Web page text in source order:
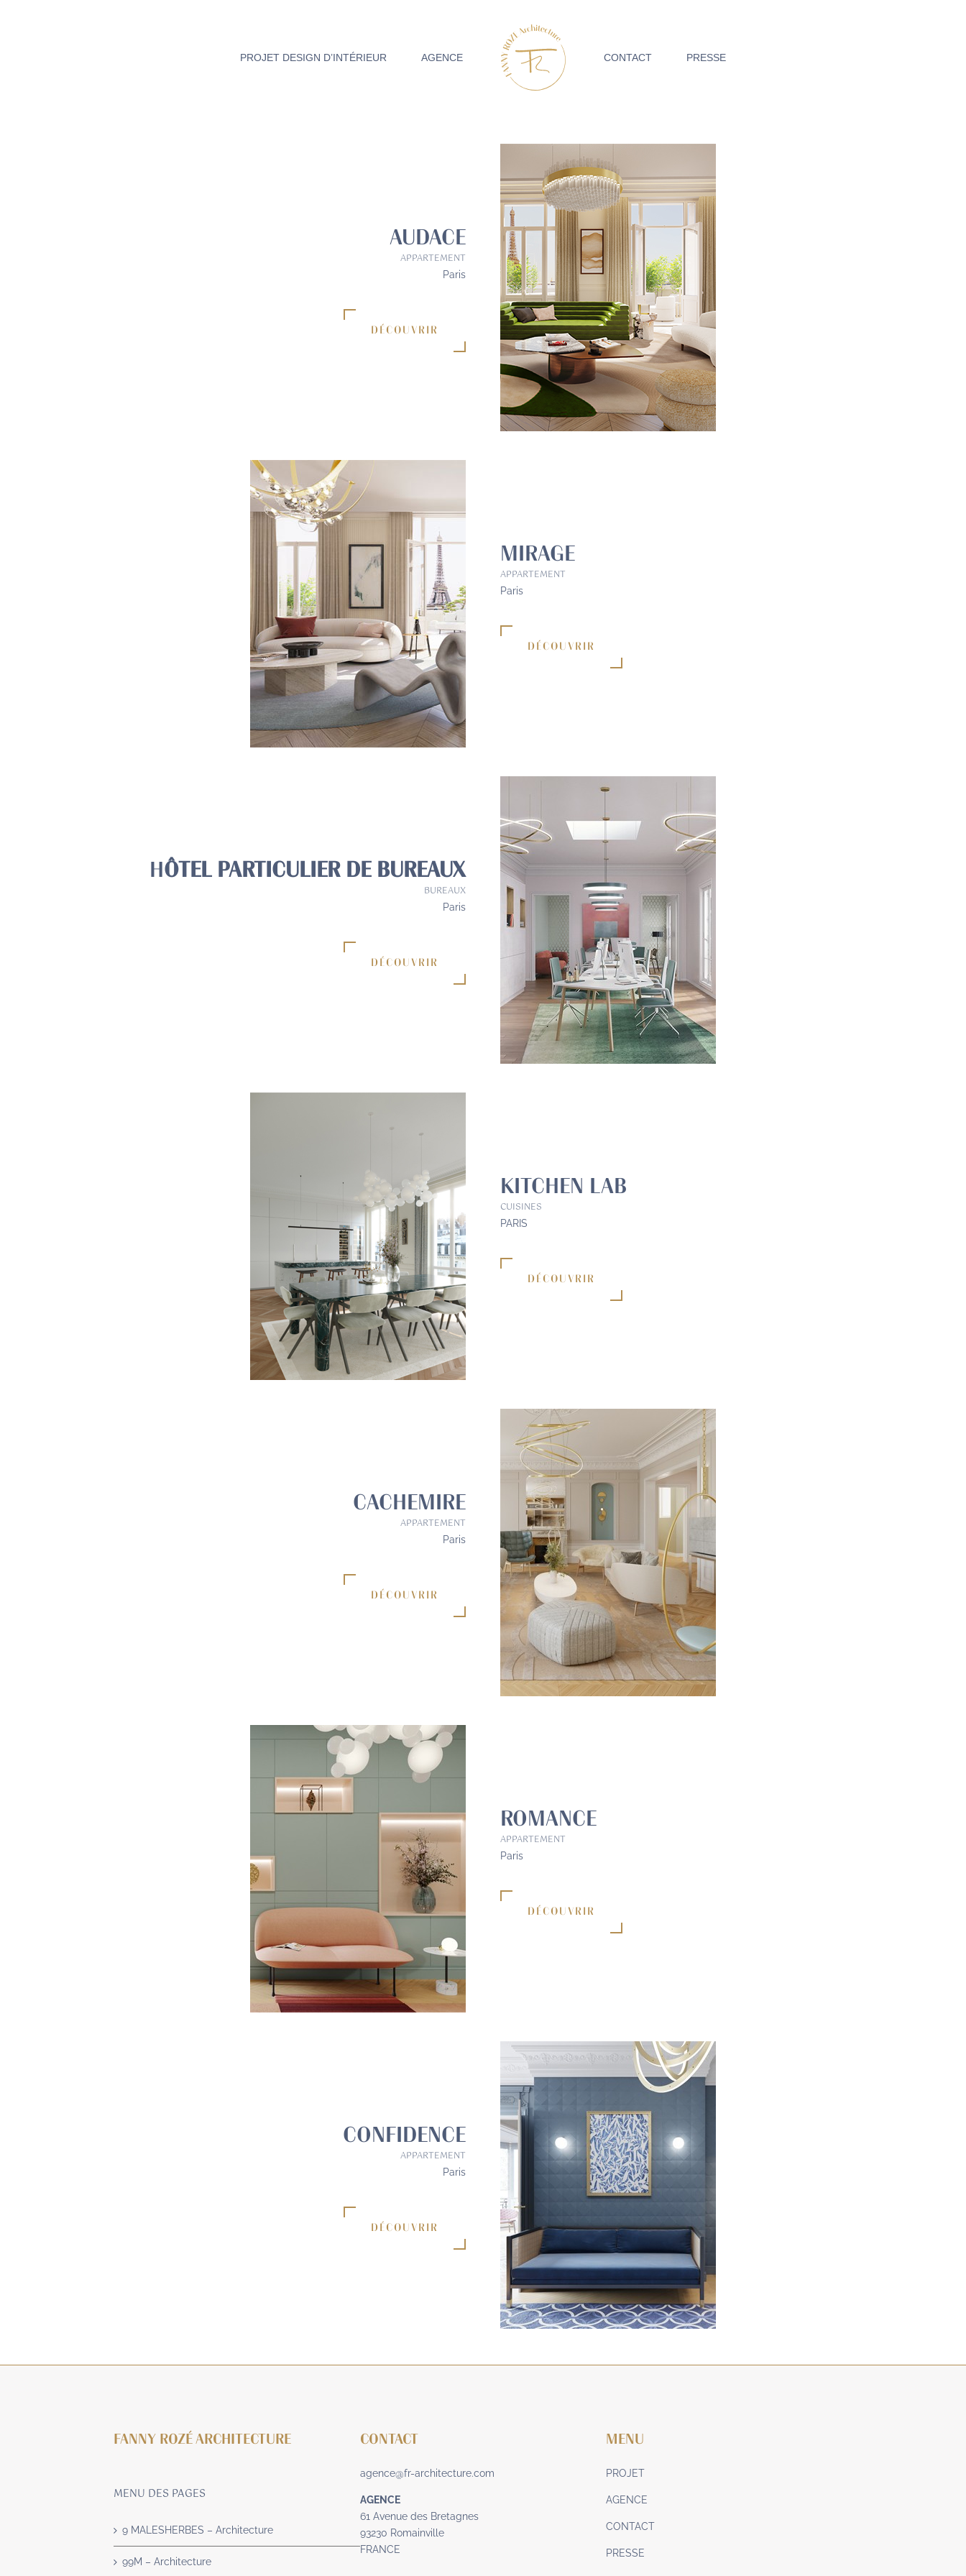
PROJET DESIGN D’INTÉRIEUR
AGENCE CONTACT PRESSE
AUDACE
APPARTEMENT
Paris
DÉCOUVRIR
MIRAGE
APPARTEMENT
Paris
DÉCOUVRIR
HÔTEL PARTICULIER DE BUREAUX
BUREAUX
Paris
DÉCOUVRIR
KITCHEN LAB
CUISINES
PARIS
DÉCOUVRIR
CACHEMIRE
APPARTEMENT
Paris
DÉCOUVRIR
ROMANCE
APPARTEMENT
Paris
DÉCOUVRIR
CONFIDENCE
APPARTEMENT
Paris
DÉCOUVRIR
FANNY ROZÉ ARCHITECTURE
MENU DES PAGES
9 MALESHERBES – Architecture
99M – Architecture
CONTACT
agence@fr-architecture.com
AGENCE
61 Avenue des Bretagnes
93230 Romainville
FRANCE
MENU
PROJET
AGENCE
CONTACT
PRESSE